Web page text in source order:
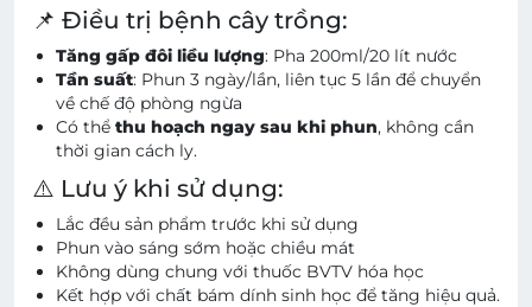
📌 Điều trị bệnh cây trồng:
Tăng gấp đôi liều lượng: Pha 200ml/20 lít nước
Tần suất: Phun 3 ngày/lần, liên tục 5 lần để chuyển
về chế độ phòng ngừa
Có thể thu hoạch ngay sau khi phun, không cần
thời gian cách ly.
⚠️ Lưu ý khi sử dụng:
Lắc đều sản phẩm trước khi sử dụng
Phun vào sáng sớm hoặc chiều mát
Không dùng chung với thuốc BVTV hóa học
Kết hợp với chất bám dính sinh học để tăng hiệu quả.